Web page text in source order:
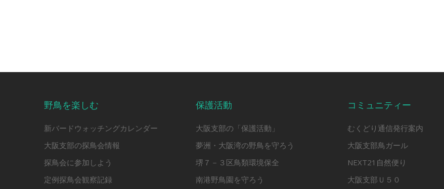
野鳥を楽しむ
新バードウォッチングカレンダー
大阪支部の探鳥会情報
探鳥会に参加しよう
定例探鳥会観察記録
保護活動
大阪支部の「保護活動」
夢洲・大阪湾の野鳥を守ろう
堺７－３区鳥類環境保全
南港野鳥園を守ろう
コミュニティー
むくどり通信発行案内
大阪支部鳥ガール
NEXT21自然便り
大阪支部Ｕ５０